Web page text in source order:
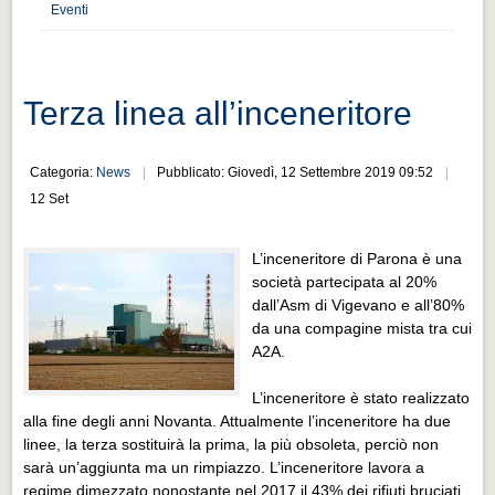
Distretto industriale
Cultura e turismo 4.0
Cultura e turismo 4.0
PROGETTI
Progetti Aperti
Progetti Realizzati
Progetti Realizzati
EVENTI
EVENTI
Eventi
Terza linea all’inceneritore
Categoria: News
Pubblicato: Giovedì, 12 Settembre 2019 09:52
12 Set
L’inceneritore di Parona è una
società partecipata al 20%
dall’Asm di Vigevano e all’80%
da una compagine mista tra cui
A2A.
L’inceneritore è stato realizzato
alla fine degli anni Novanta. Attualmente l’inceneritore ha due
linee, la terza sostituirà la prima, la più obsoleta, perciò non
sarà un’aggiunta ma un rimpiazzo. L’inceneritore lavora a
regime dimezzato nonostante nel 2017 il 43% dei rifiuti bruciati,